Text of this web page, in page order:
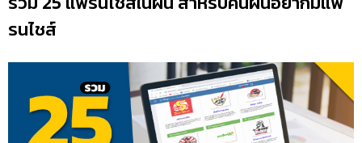
รนไชส์